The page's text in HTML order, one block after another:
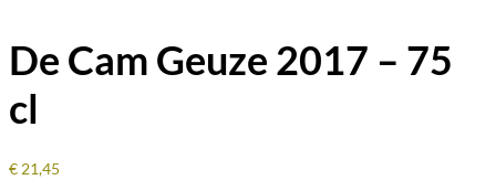
De Cam Geuze 2017 – 75
cl
€ 21,45